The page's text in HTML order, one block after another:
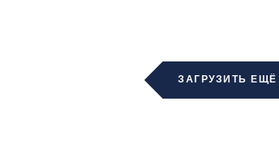
ЗАГРУЗИТЬ ЕЩЁ